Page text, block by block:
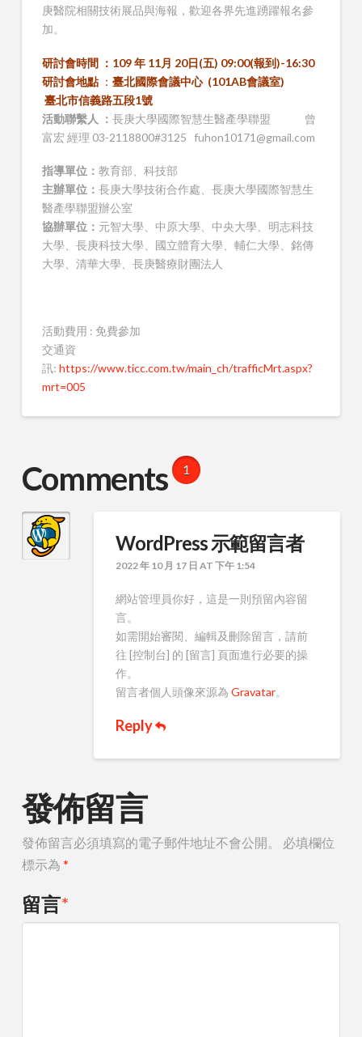
庚醫院相關技術展品與海報，歡迎各界先進踴躍報名參
加。
研討會時間 ： 109 年 11月 20日(五) 09:00(報到)-16:30
研討會地點 ： 臺北國際會議中心 (101AB會議室)
臺北市信義路五段1號
活動聯繫人 ： 長庚大學國際智慧生醫產學聯盟 曾
富宏 經理 03-2118800#3125 fuhon10171@gmail.com
指導單位： 教育部、科技部
主辦單位： 長庚大學技術合作處、長庚大學國際智慧生
醫產學聯盟辦公室
協辦單位： 元智大學、中原大學、中央大學、明志科技
大學、長庚科技大學、國立體育大學、輔仁大學、銘傳
大學、清華大學、長庚醫療財團法人
活動費用 : 免費參加
交通資
訊: https://www.ticc.com.tw/main_ch/trafficMrt.aspx?
mrt=005
Comments 1
WordPress 示範留言者
2022 年 10 月 17 日 AT 下午 1:54
網站管理員你好，這是一則預留內容留
言。
如需開始審閱、編輯及刪除留言，請前
往 [控制台] 的 [留言] 頁面進行必要的操
作。
留言者個人頭像來源為Gravatar。
Reply
發佈留言
發佈留言必須填寫的電子郵件地址不會公開。
必填欄位
標示為 *
留言*